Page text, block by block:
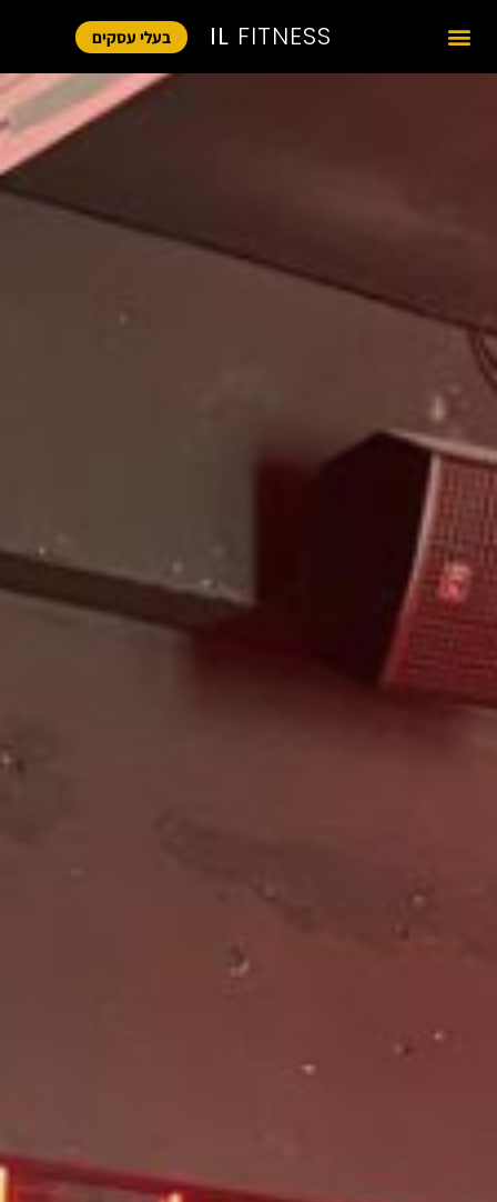
IL FITNESS בעלי עסקים